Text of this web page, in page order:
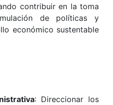
contribuir en la toma
de políticas y
económico sustentable
: Direccionar los